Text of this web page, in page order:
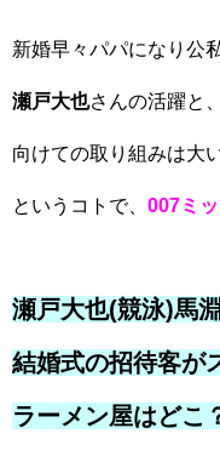
新婚早々パパになり公
瀬戸大也さんの活躍と、
向けての取り組みは大
というコトで、 007ミ
瀬戸大也(競泳)馬
結婚式の招待客が
ラーメン屋はどこ